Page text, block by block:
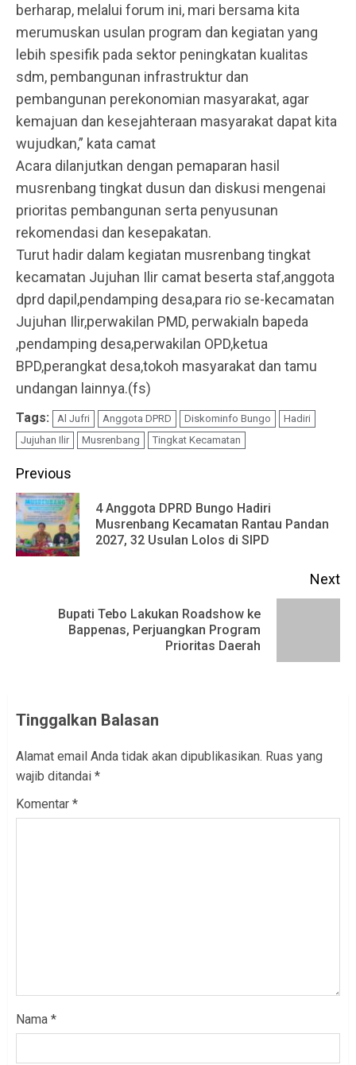
berharap, melalui forum ini, mari bersama kita
merumuskan usulan program dan kegiatan yang
lebih spesifik pada sektor peningkatan kualitas
sdm, pembangunan infrastruktur dan
pembangunan perekonomian masyarakat, agar
kemajuan dan kesejahteraan masyarakat dapat kita
wujudkan,” kata camat
Acara dilanjutkan dengan pemaparan hasil
musrenbang tingkat dusun dan diskusi mengenai
prioritas pembangunan serta penyusunan
rekomendasi dan kesepakatan.
Turut hadir dalam kegiatan musrenbang tingkat
kecamatan Jujuhan Ilir camat beserta staf,anggota
dprd dapil,pendamping desa,para rio se-kecamatan
Jujuhan Ilir,perwakilan PMD, perwakialn bapeda
,pendamping desa,perwakilan OPD,ketua
BPD,perangkat desa,tokoh masyarakat dan tamu
undangan lainnya.(fs)
Tags: Al Jufri Anggota DPRD Diskominfo Bungo
Hadiri
Jujuhan Ilir
Musrenbang Tingkat Kecamatan
Continue
Reading
Previous
4 Anggota DPRD Bungo Hadiri
Musrenbang Kecamatan Rantau Pandan
2027, 32 Usulan Lolos di SIPD
Next
Bupati Tebo Lakukan Roadshow ke
Bappenas, Perjuangkan Program
Prioritas Daerah
Tinggalkan Balasan
Alamat email Anda tidak akan dipublikasikan. Ruas yang
wajib ditandai *
Komentar *
Nama *